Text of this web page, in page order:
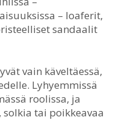
– loaferit,
sandaalit
vain käveltäessä,
Lyhyemmissä
roolissa, ja
tai poikkeavaa